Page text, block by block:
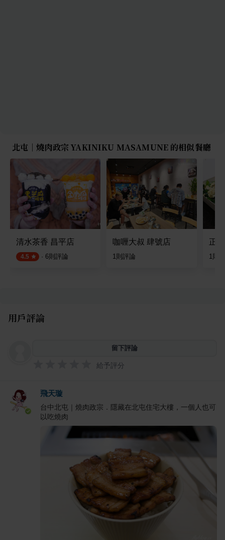
北屯｜燒肉政宗 YAKINIKU MASAMUNE 的相似餐廳
清水茶香 昌平店
4.5 · 6則評論
咖喱大叔 肆號店
1則評論
正
1則
用戶評論
留下評論
給予評分
飛天璇
台中北屯｜燒肉政宗．隱藏在北屯住宅大樓，一個人也可
以吃燒肉